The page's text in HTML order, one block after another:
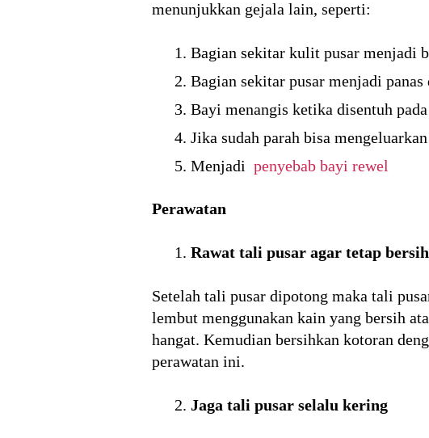
menunjukkan gejala lain, seperti:
Bagian sekitar kulit pusar menjadi
Bagian sekitar pusar menjadi
Bayi menangis ketika disentuh
Jika sudah parah bisa
Menjadi penyebab bayi rewel
Perawatan
Rawat tali pusar agar tetap bersih
Setelah tali pusar dipotong maka tali
lembut menggunakan kain yang bersih
hangat. Kemudian bersihkan kotoran
perawatan ini.
Jaga tali pusar selalu kering